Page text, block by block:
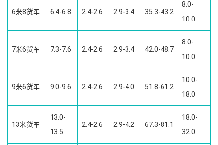
6米8货车 6.4-6.8 2.4-2.6 2.9-3.4 35.3-43.2
8.0-
10.0
7米6货车 7.3-7.6 2.4-2.6 2.9-3.4 42.0-48.7
8.0-
10.0
9米6货车 9.0-9.6 2.4-2.6 2.9-4.0 51.8-61.2
10.0-
18.0
13米货车
13.0-
13.5
2.4-2.6 2.9-4.2 67.3-81.1
18.0-
32.0